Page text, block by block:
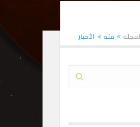
المجلة فئة الأخبار